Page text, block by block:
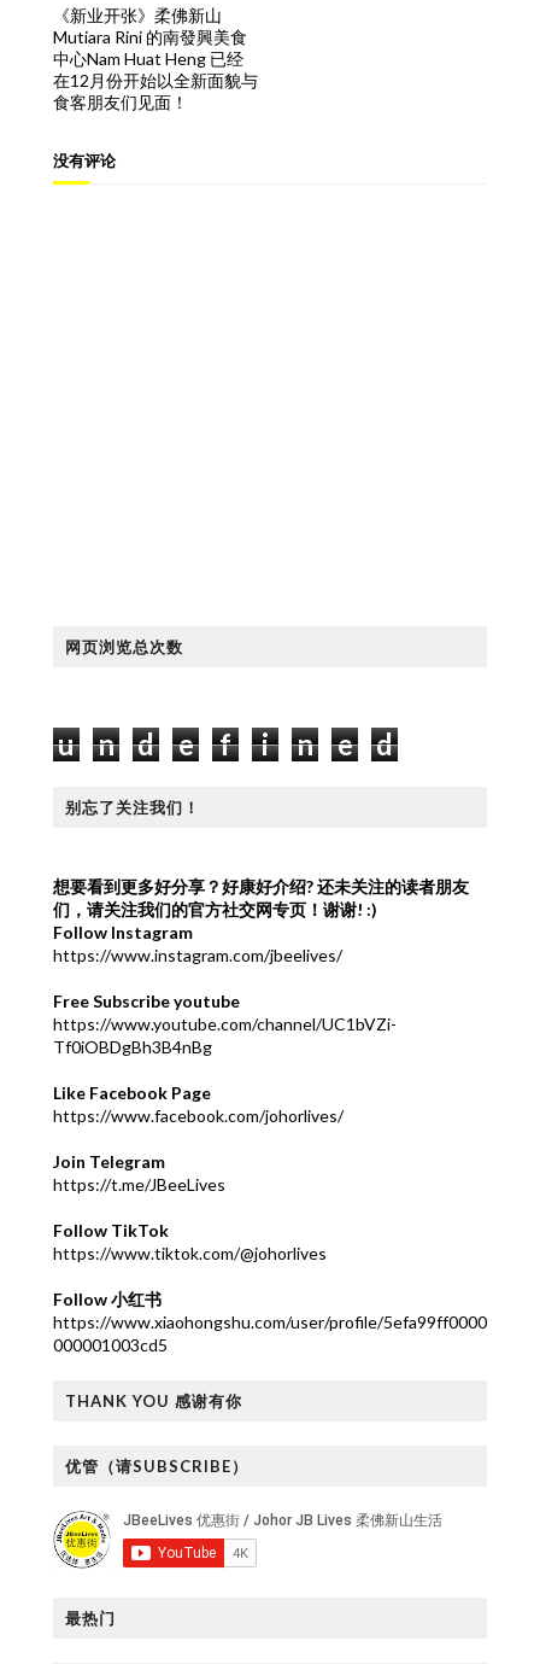
《新业开张》柔佛新山
Mutiara Rini 的南發興美食
中心Nam Huat Heng 已经
在12月份开始以全新面貌与
食客朋友们见面！
没有评论
网页浏览总次数
u n d e f i n e d
别忘了关注我们！
想要看到更多好分享？好康好介绍?还未关注的读者朋友
们，请关注我们的官方社交网专页！谢谢! :)
Follow Instagram
https://www.instagram.com/jbeelives/
Free Subscribe youtube
https://www.youtube.com/channel/UC1bVZi-
Tf0iOBDgBh3B4nBg
Like Facebook Page
https://www.facebook.com/johorlives/
Join Telegram
https://t.me/JBeeLives
Follow TikTok
https://www.tiktok.com/@johorlives
Follow 小红书
https://www.xiaohongshu.com/user/profile/5efa99ff0000
000001003cd5
THANK YOU 感谢有你
优管（请SUBSCRIBE）
最热门